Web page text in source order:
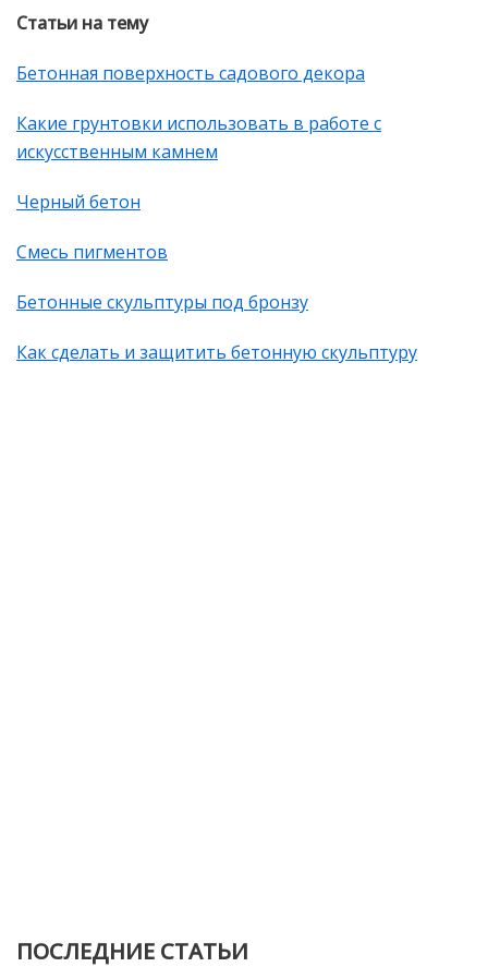
Статьи на тему
Бетонная поверхность садового декора
Какие грунтовки использовать в работе с
искусственным камнем
Черный бетон
Смесь пигментов
Бетонные скульптуры под бронзу
Как сделать и защитить бетонную скульптуру
ПОСЛЕДНИЕ СТАТЬИ